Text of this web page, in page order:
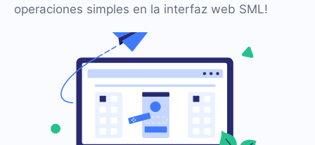
operaciones simples en la interfaz web SML!